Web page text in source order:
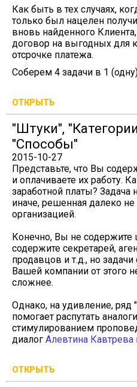
Как быть в тех случаях,
только был нацелен
вновь найденного
договор на выгодных для
отсрочке платежа.
Соберем 4 задачи в 1 (одну)
ОТКРЫТЬ
"Штуки",
"Способы"
2015-10-27
Представьте, что Вы
и оплачиваете их работу.
заработной платы? Задача
иначе, решенная далеко
организацией.
Конечно, Вы не
содержите секретарей,
продавцов и т.д., но
Вашей компании от этого
сложнее.
Однако, на удивление, ряд
помогает распутать
стимулированием
диалог Алевтина Кавтрева
ОТКРЫТЬ